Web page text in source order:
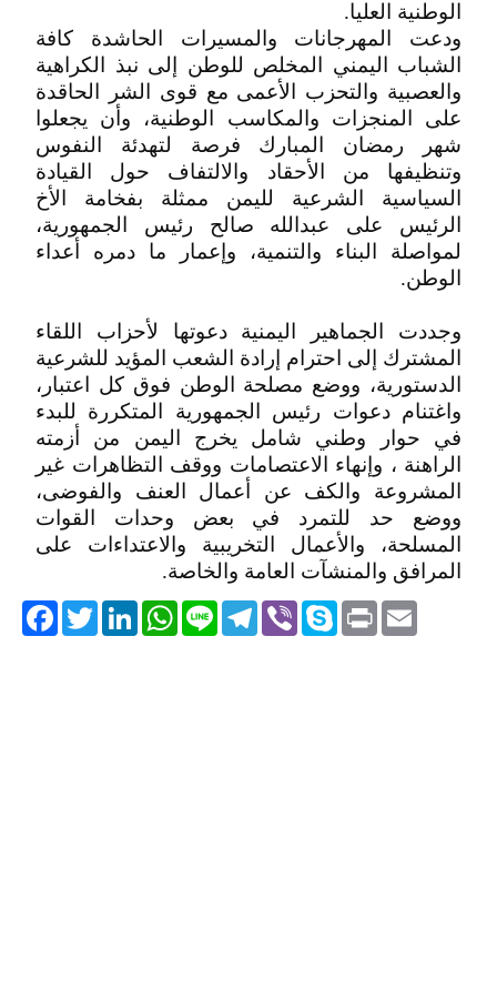
الوطنية العليا.
ودعت المهرجانات والمسيرات الحاشدة كافة
الشباب اليمني المخلص للوطن إلى نبذ الكراهية
والعصبية والتحزب الأعمى مع قوى الشر الحاقدة
على المنجزات والمكاسب الوطنية، وأن يجعلوا
شهر رمضان المبارك فرصة لتهدئة النفوس
وتنظيفها من الأحقاد والالتفاف حول القيادة
السياسية الشرعية لليمن ممثلة بفخامة الأخ
الرئيس على عبدالله صالح رئيس الجمهورية،
لمواصلة البناء والتنمية، وإعمار ما دمره أعداء
الوطن.
وجددت الجماهير اليمنية دعوتها لأحزاب اللقاء
المشترك إلى احترام إرادة الشعب المؤيد للشرعية
الدستورية، ووضع مصلحة الوطن فوق كل اعتبار،
واغتنام دعوات رئيس الجمهورية المتكررة للبدء
في حوار وطني شامل يخرج اليمن من أزمته
الراهنة ، وإنهاء الاعتصامات ووقف التظاهرات غير
المشروعة والكف عن أعمال العنف والفوضى،
ووضع حد للتمرد في بعض وحدات القوات
المسلحة، والأعمال التخريبية والاعتداءات على
المرافق والمنشآت العامة والخاصة.
TwitterLinkedIn
WhatsApp Line
Telegram ViberSkype PrintEmail